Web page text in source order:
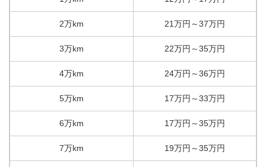
2万km 21万円 ～37万円
3万km 22万円 ～35万円
4万km 24万円 ～36万円
5万km 17万円 ～33万円
6万km 17万円 ～35万円
7万km 19万円 ～35万円